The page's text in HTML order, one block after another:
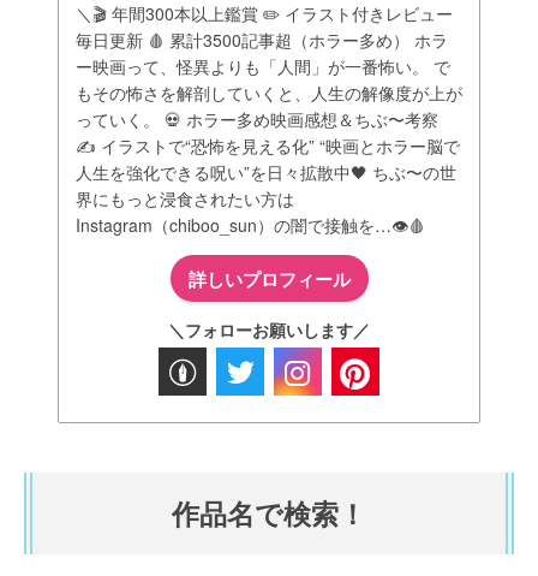
＼🎬 年間300本以上鑑賞 ✏️ イラスト付きレビュー
毎日更新 🩸 累計3500記事超（ホラー多め） ホラ
ー映画って、怪異よりも「人間」が一番怖い。 で
もその怖さを解剖していくと、人生の解像度が上が
っていく。 💀 ホラー多め映画感想＆ちぶ〜考察
✍️ イラストで“恐怖を見える化” “映画とホラー脳で
人生を強化できる呪い”を日々拡散中🖤 ちぶ〜の世
界にもっと浸食されたい方は
Instagram（chiboo_sun）の闇で接触を…👁️🩸
詳しいプロフィール
＼フォローお願いします／
作品名で検索！